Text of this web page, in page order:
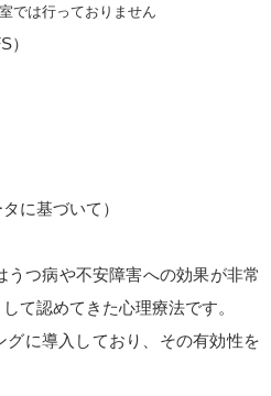
室では行っておりません
）
に基づいて）
うつ病や不安障害への効果が非常
て認めてきた心理療法です。
に導入しており、その有効性を